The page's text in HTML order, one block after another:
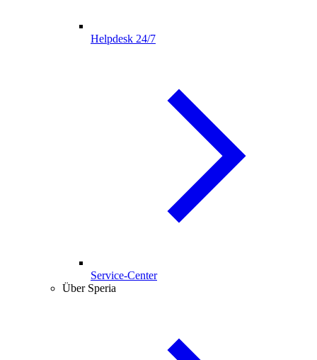
Helpdesk 24/7
Service-Center
Über Speria